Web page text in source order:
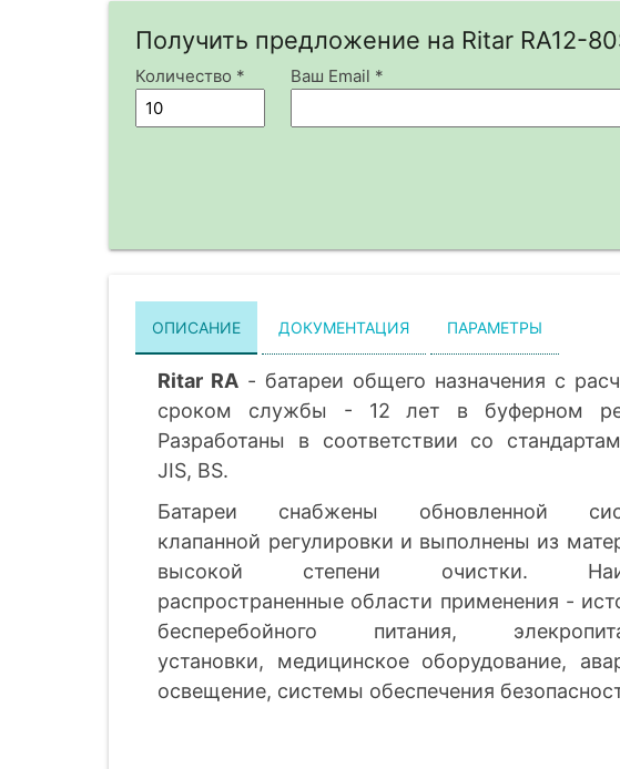
Получить предложение на Ritar RA12-
Количество * Ваш Email *
ОПИСАНИЕ ДОКУМЕНТАЦИЯ ПАРАМЕТРЫ
Ritar RA - батареи общего назначения с
сроком службы - 12 лет в буферном
Разработаны в соответствии со
JIS, BS.
Батареи снабжены обновленной
клапанной регулировки и выполнены из
высокой степени очистки.
распространенные области применения -
бесперебойного питания,
установки, медицинское оборудование,
освещение, системы обеспечения